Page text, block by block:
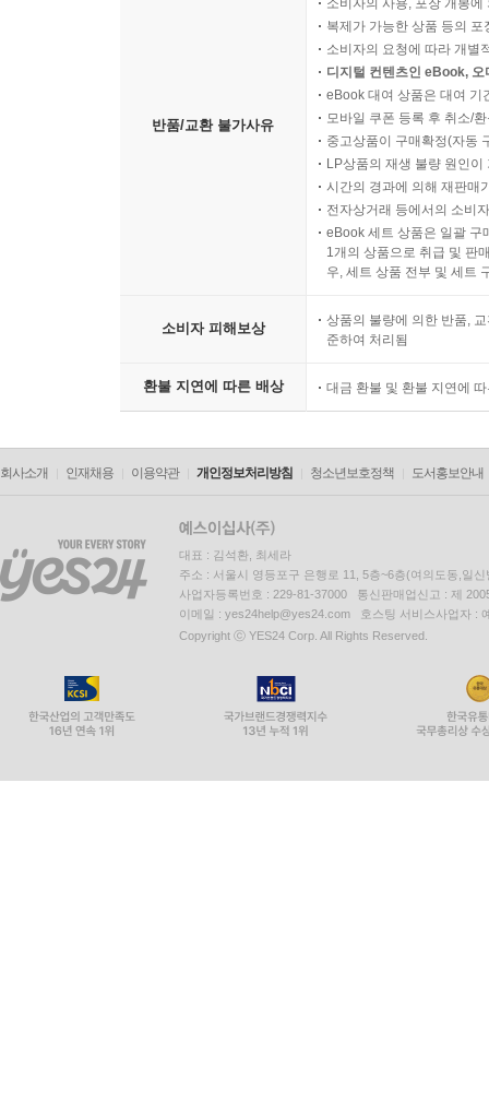
반품/교환 불가사유
소비자의 사용, 포장 개봉
복제가 가능한 상품 등의
소비자의 요청에 따라 개별
디지털 컨텐츠인 eBook,
eBook 대여 상품은 대여 기
모바일 쿠폰 등록 후 취소/
중고상품이 구매확정(자동
LP상품의 재생 불량 원인
시간의 경과에 의해 재판매
전자상거래 등에서의 소비
eBook 세트 상품은 일괄 구
1개의 상품으로 취급 및 판
우, 세트 상품 전부 및 세트
소비자 피해보상
상품의 불량에 의한 반품,
준하여 처리됨
환불 지연에 따른 배상 대금 환불 및 환불 지연에
회사소개 인재채용 이용약관 개인정보처리방침 청소년보호정책 도서홍보안내
대표 : 김석환, 최세라
주소 : 서울시 영등포구 은행로 11, 5층~6층(여의도동,일신
사업자등록번호 : 229-81-37000 통신판매업신고 : 제
이메일 : yes24help@yes24.com 호스팅 서비스사업자 :
Copyright ⓒ YES24 Corp. All Rights Reserved.